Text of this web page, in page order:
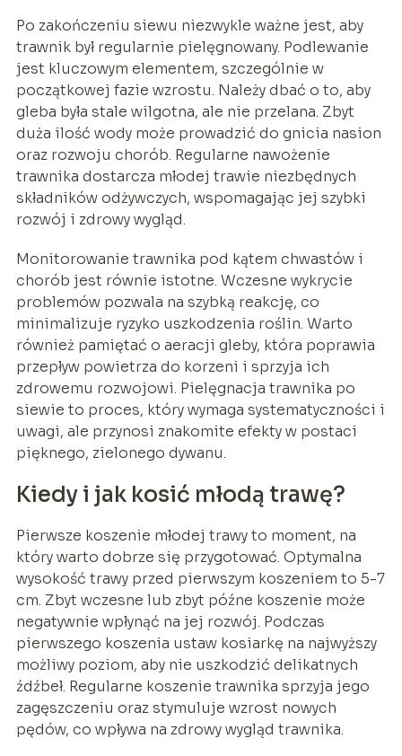
Po zakończeniu siewu niezwykle ważne jest, aby
trawnik był regularnie pielęgnowany. Podlewanie
jest kluczowym elementem, szczególnie w
początkowej fazie wzrostu. Należy dbać o to, aby
gleba była stale wilgotna, ale nie przelana. Zbyt
duża ilość wody może prowadzić do gnicia nasion
oraz rozwoju chorób. Regularne nawożenie
trawnika dostarcza młodej trawie niezbędnych
składników odżywczych, wspomagając jej szybki
rozwój i zdrowy wygląd.
Monitorowanie trawnika pod kątem chwastów i
chorób jest równie istotne. Wczesne wykrycie
problemów pozwala na szybką reakcję, co
minimalizuje ryzyko uszkodzenia roślin. Warto
również pamiętać o aeracji gleby, która poprawia
przepływ powietrza do korzeni i sprzyja ich
zdrowemu rozwojowi. Pielęgnacja trawnika po
siewie to proces, który wymaga systematyczności i
uwagi, ale przynosi znakomite efekty w postaci
pięknego, zielonego dywanu.
Kiedy i jak kosić młodą trawę?
Pierwsze koszenie młodej trawy to moment, na
który warto dobrze się przygotować. Optymalna
wysokość trawy przed pierwszym koszeniem to 5-7
cm. Zbyt wczesne lub zbyt późne koszenie może
negatywnie wpłynąć na jej rozwój. Podczas
pierwszego koszenia ustaw kosiarkę na najwyższy
możliwy poziom, aby nie uszkodzić delikatnych
źdźbeł. Regularne koszenie trawnika sprzyja jego
zagęszczeniu oraz stymuluje wzrost nowych
pędów, co wpływa na zdrowy wygląd trawnika.